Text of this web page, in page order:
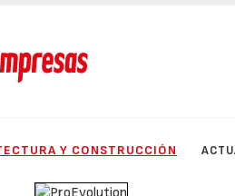
Y CONSTRUCCIÓN